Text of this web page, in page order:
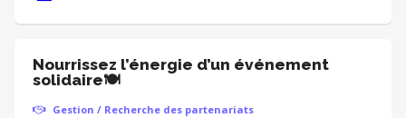
Nourrissez l’énergie d’un événement
solidaire🍽️
Gestion / Recherche des partenariats